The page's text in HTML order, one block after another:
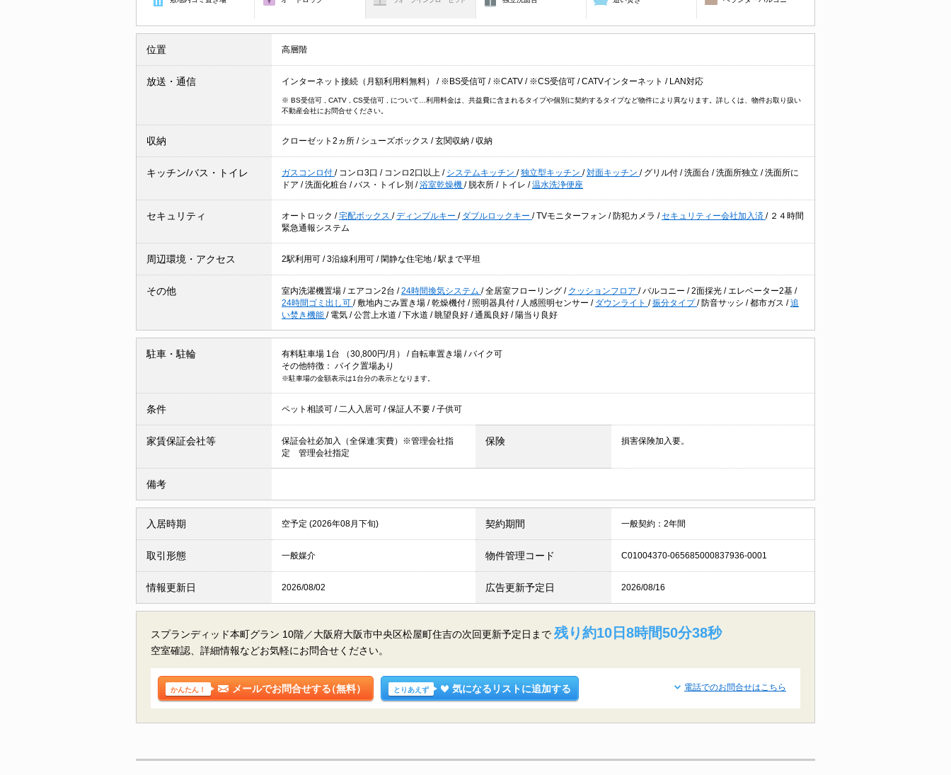
位置 高層階
放送・通信 インターネット接続（月額利用料無料） / ※BS受信可 / ※CATV / ※CS受信可 /CATVインターネット / LAN対応
※ BS受信可 , CATV , CS受信可 , について…利用料金は、共益費に含まれるタイプや個別に契約するタイプなど物件により異なります。詳しくは、物件お取り扱い
不動産会社にお問合せください。
収納 クローゼット2ヵ所 / シューズボックス /玄関収納 /収納
キッチン/バス・トイレ ガスコンロ付 / コンロ3口 / コンロ2口以上 / システムキッチン /独立型キッチン /対面キッチン / グリル付 /洗面台 /洗面所独立 /洗面所に
ドア /洗面化粧台 /バス・トイレ別 /浴室乾燥機 / 脱衣所 / トイレ /温水洗浄便座
セキュリティ オートロック /宅配ボックス /ディンプルキー / ダブルロックキー /TVモニターフォン / 防犯カメラ /セキュリティー会社加入済 / ２４時間
緊急通報システム
周辺環境・アクセス 2駅利用可 /3沿線利用可 / 閑静な住宅地 /駅まで平坦
その他 室内洗濯機置場 / エアコン2台 /24時間換気システム /全居室フローリング / クッションフロア /バルコニー /2面採光 / エレベーター2基 /
24時間ゴミ出し可 /敷地内ごみ置き場 /乾燥機付 / 照明器具付 / 人感照明センサー / ダウンライト /振分タイプ/ 防音サッシ /都市ガス /追
い焚き機能 / 電気 /公営上水道 /下水道 / 眺望良好 /通風良好 / 陽当り良好
駐車・駐輪 有料駐車場 1台 （30,800円/月） / 自転車置き場 /バイク可
その他特徴： バイク置場あり
※駐車場の金額表示は1台分の表示となります。
条件 ペット相談可 / 二人入居可 /保証人不要 /子供可
家賃保証会社等
保証会社必加入（全保連:実費）※管理会社指
定 管理会社指定
保険 損害保険加入要。
備考
入居時期 空予定 (2026年08月下旬) 契約期間 一般契約：2年間
取引形態 一般媒介 物件管理コード C01004370-065685000837936-0001
情報更新日 2026/08/02 広告更新予定日 2026/08/16
スプランディッド本町グラン 10階／大阪府大阪市中央区松屋町住吉の次回更新予定日まで 残り約10日8時間50分37秒
空室確認、詳細情報などお気軽にお問合せください。
かんたん！ メールでお問合せする（無料） とりあえず 気になるリストに追加する 電話でのお問合せはこちら